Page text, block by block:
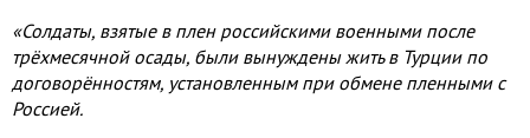
«Солдаты, взятые в плен российскими военными после
трёхмесячной осады, были вынуждены жить в Турции по
договорённостям, установленным при обмене пленными с
Россией.